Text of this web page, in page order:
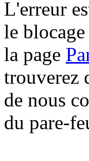
L'erreur
le
la page
trouverez
de nous
du pare-